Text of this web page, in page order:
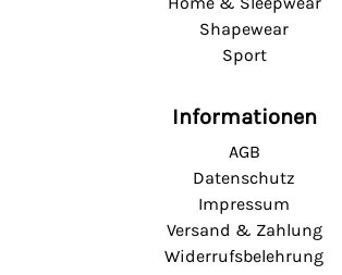
Shapewear
Sport
Informationen
AGB
Datenschutz
Impressum
Versand & Zahlung
Widerrufsbelehrung